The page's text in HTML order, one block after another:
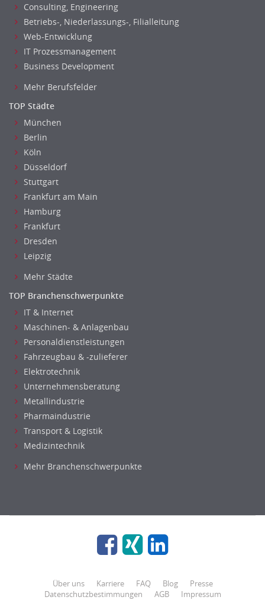
Consulting, Engineering
Betriebs-, Niederlassungs-, Filialleitung
Web-Entwicklung
IT Prozessmanagement
Business Development
Mehr Berufsfelder
TOP Städte
München
Berlin
Köln
Düsseldorf
Stuttgart
Frankfurt am Main
Hamburg
Frankfurt
Dresden
Leipzig
Mehr Städte
TOP Branchenschwerpunkte
IT & Internet
Maschinen- & Anlagenbau
Personaldienstleistungen
Fahrzeugbau & -zulieferer
Elektrotechnik
Unternehmensberatung
Metallindustrie
Pharmaindustrie
Transport & Logistik
Medizintechnik
Mehr Branchenschwerpunkte
Über uns Karriere FAQ Blog
Presse
Datenschutzbestimmungen
AGB Impressum